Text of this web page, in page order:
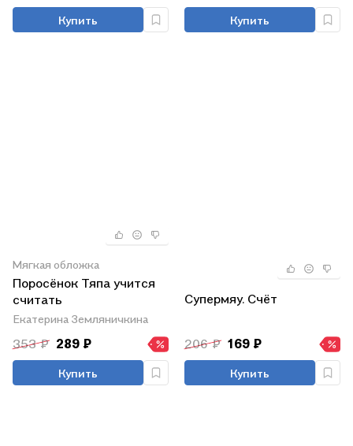
Купить Купить
Мягкая обложка
Поросёнок Тяпа учится
считать
Екатерина Земляничкина
353 ₽ 289 ₽
Купить
Супермяу. Счёт
206 ₽ 169 ₽
Купить